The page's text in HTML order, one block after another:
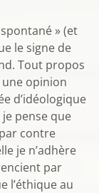
» (et
le signe de
Tout propos
opinion
d’idéologique
pense que
contre
je n’adhère
par
l’éthique au